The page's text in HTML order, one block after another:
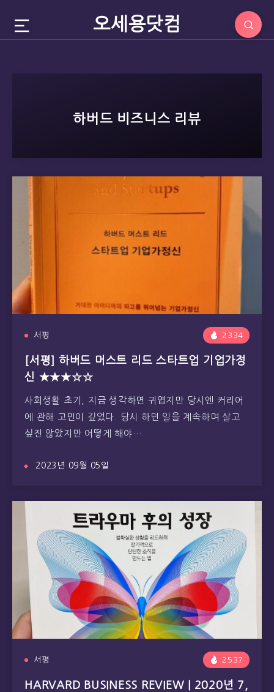
오세용닷컴
하버드 비즈니스 리뷰
서평 2334
[서평] 하버드 머스트 리드 스타트업 기업가정
신 ★★★☆☆
사회생활 초기, 지금 생각하면 귀엽지만 당시엔 커리어
에 관해 고민이 깊었다. 당시 하던 일을 계속하며 살고
싶진 않았지만 어떻게 해야…
2023년 09월 05일
서평 2537
HARVARD BUSINESS REVIEW | 2020년 7,